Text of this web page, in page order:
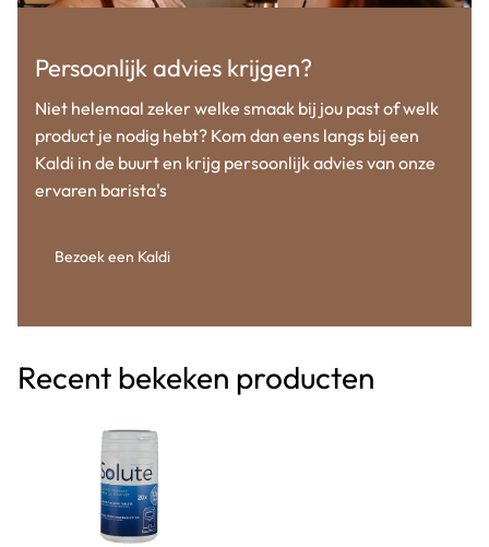
Persoonlijk advies krijgen?
Niet helemaal zeker welke smaak bij jou past of welk
product je nodig hebt? Kom dan eens langs bij een
Kaldi in de buurt en krijg persoonlijk advies van onze
ervaren barista's
Bezoek een Kaldi
Recent bekeken producten